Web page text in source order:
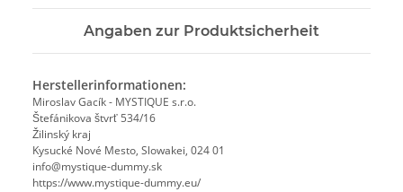
Angaben zur Produktsicherheit
Herstellerinformationen:
Miroslav Gacík - MYSTIQUE s.r.o.
Štefánikova štvrť 534/16
Žilinský kraj
Kysucké Nové Mesto, Slowakei, 024 01
info@mystique-dummy.sk
https://www.mystique-dummy.eu/